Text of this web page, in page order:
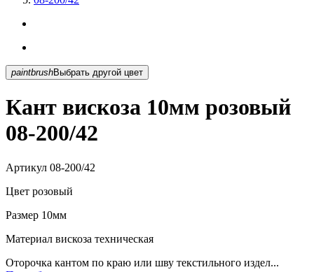
paintbrush Выбрать другой цвет
Кант вискоза 10мм розовый
08-200/42
Артикул 08-200/42
Цвет розовый
Размер 10мм
Материал вискоза техническая
Оторочка кантом по краю или шву текстильного издел...